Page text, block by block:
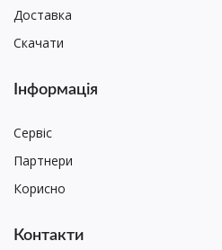
Доставка
Скачати
Інформація
Сервіс
Партнери
Корисно
Контакти